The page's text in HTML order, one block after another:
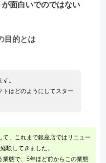
面白いでのではない
目的とは
。
トはどのようにしてスター
て、これまで銀座店ではリニュー
験してきました。
業態で、5年ほど前からこの業態